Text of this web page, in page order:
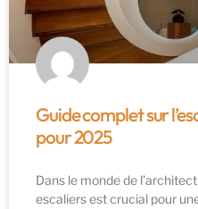
Guide complet sur
pour 2025
Dans le monde de
escaliers est crucial pour